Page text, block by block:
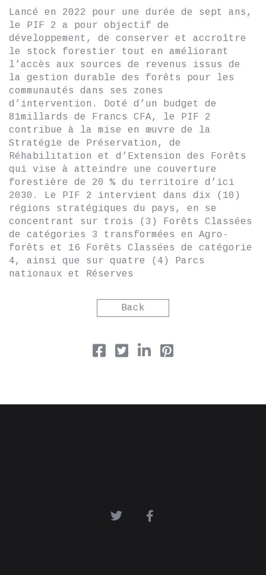
Lancé en 2022 pour une durée de sept ans,
le PIF 2 a pour objectif de
développement, de conserver et accroître
le stock forestier tout en améliorant
l’accès aux sources de revenus issus de
la gestion durable des forêts pour les
communautés dans ses zones
d’intervention. Doté d’un budget de
81millards de Francs CFA, le PIF 2
contribue à la mise en œuvre de la
Stratégie de Préservation, de
Réhabilitation et d’Extension des Forêts
qui vise à atteindre une couverture
forestière de 20 % du territoire d’ici
2030. Le PIF 2 intervient dans dix (10)
régions stratégiques du pays, en se
concentrant sur trois (3) Forêts Classées
de catégories 3 transformées en Agro-
forêts et 16 Forêts Classées de catégorie
4, ainsi que sur quatre (4) Parcs
nationaux et Réserves
Back